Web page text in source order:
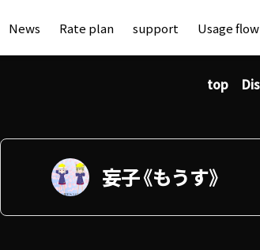
News Rate plan support Usage flow
top
妄子《もうす》